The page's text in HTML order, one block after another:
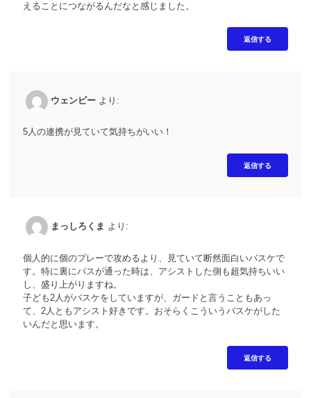
えることにつながるんだなと感じました。
返信する
ウェンビー より:
5人の連携が見ていて気持ちがいい！
返信する
まっしろくま より:
個人的に個のプレーで攻めるより、見ていて断然面白いバスケで
す。特に裏にパスが通った時は、アシストした側も超気持ちいい
し、盛り上がりますね。
子ども2人がバスケをしていますが、ガードと言うこともあっ
て、2人ともアシスト好きです。おそらくこういうバスケがした
いんだと思います。
返信する